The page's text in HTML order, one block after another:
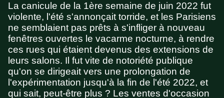
La canicule de la 1ère semaine de juin 2022 fut
violente, l'été s'annonçait torride, et les Parisiens
ne semblaient pas prêts à s'infliger à nouveau
fenêtres ouvertes le vacarme nocturne, à rendre
ces rues qui étaient devenus des extensions de
leurs salons. Il fut vite de notoriété publique
qu'on se dirigeait vers une prolongation de
l'expérimentation jusqu'à la fin de l'été 2022, et
qui sait, peut-être plus ? Les ventes d'occasion